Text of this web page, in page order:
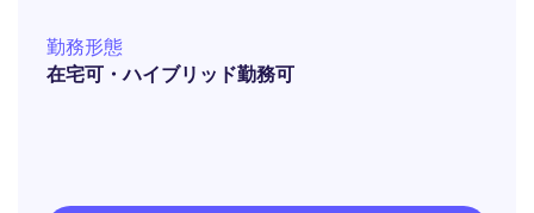
勤務形態
在宅可・ハイブリッド勤務可